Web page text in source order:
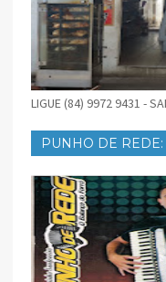
LIGUE (84) 9972 9431 -
PUNHO DE